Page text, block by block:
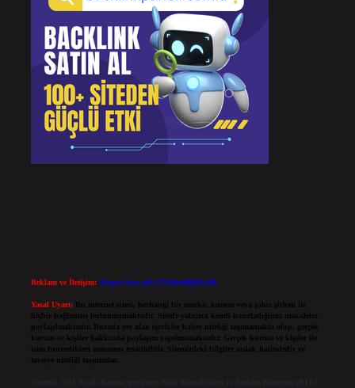
Reklam ve İletişim: Skype: live:.cid.575569c608265c69
Yasal Uyarı:
Bu internet sitesi, herhangi bir marka, kurum veya şahıs şirketi ile
hiçbir bağlantısı bulunmamaktadır. Sitede yalnızca kendi hazırladığımız makaleler
paylaşılmaktadır. Burada yer alan içerikler haber niteliği taşımamakta olup, gerçek
kurum ve kişiler hakkında paylaşım yapılmamaktadır. Gerçek kurum ve kişiler ile
isim benzerlikleri tamamen tesadüfidir. Sitemizdeki bilgiler taslak halindedir ve
tavsiye niteliği taşımazlar.
Sitemiz, 5651 Sayılı Kanun gereğince Bilgi Teknolojileri ve İletişim Kurumu (BTK)